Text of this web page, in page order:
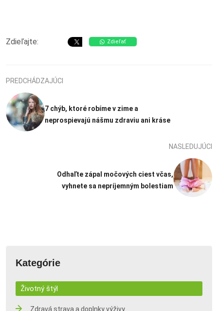
Zdieľajte: Zdieľať
PREDCHÁDZAJÚCI
7 chýb, ktoré robíme v zime a
neprospievajú nášmu zdraviu ani kráse
NASLEDUJÚCI
Odhaľte zápal močových ciest včas,
vyhnete sa nepríjemným bolestiam
Kategórie
Životný štýl
Zdravá strava a doplnky výživy